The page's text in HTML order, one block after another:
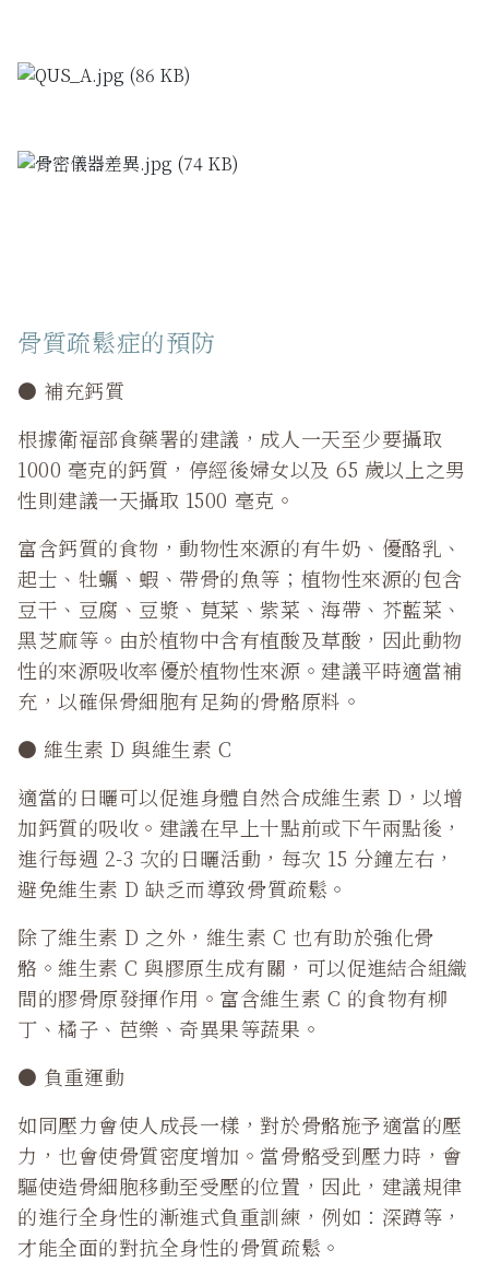
骨質疏鬆症的預防
● 補充鈣質
根據衛福部食藥署的建議，成人一天至少要攝取
1000 毫克的鈣質，停經後婦女以及 65 歲以上之男
性則建議一天攝取 1500 毫克。
富含鈣質的食物，動物性來源的有牛奶、優酪乳、
起士、牡蠣、蝦、帶骨的魚等；植物性來源的包含
豆干、豆腐、豆漿、莧菜、紫菜、海帶、芥藍菜、
黑芝麻等。由於植物中含有植酸及草酸，因此動物
性的來源吸收率優於植物性來源。建議平時適當補
充，以確保骨細胞有足夠的骨骼原料。
● 維生素 D 與維生素 C
適當的日曬可以促進身體自然合成維生素 D，以增
加鈣質的吸收。建議在早上十點前或下午兩點後，
進行每週 2-3 次的日曬活動，每次 15 分鐘左右，
避免維生素 D 缺乏而導致骨質疏鬆。
除了維生素 D 之外，維生素 C 也有助於強化骨
骼。維生素 C 與膠原生成有關，可以促進結合組織
間的膠骨原發揮作用。富含維生素 C 的食物有柳
丁、橘子、芭樂、奇異果等蔬果。
● 負重運動
如同壓力會使人成長一樣，對於骨骼施予適當的壓
力，也會使骨質密度增加。當骨骼受到壓力時，會
驅使造骨細胞移動至受壓的位置，因此，建議規律
的進行全身性的漸進式負重訓練，例如：深蹲等，
才能全面的對抗全身性的骨質疏鬆。